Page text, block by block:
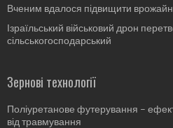
Вченим вдалося підвищити
Ізраїльський військовий дрон
сільськогосподарський
Зернові технології
Поліуретанове футерування –
від травмування